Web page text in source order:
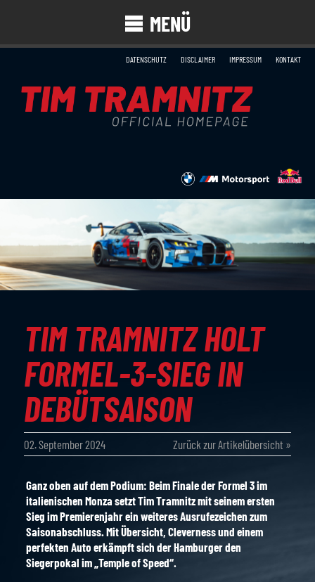
MENÜ
DATENSCHUTZ DISCLAIMER IMPRESSUM KONTAKT
TIM TRAMNITZ HOLT
FORMEL-3-SIEG IN
DEBÜTSAISON
02. September 2024 Zurück zur Artikelübersicht »
Ganz oben auf dem Podium: Beim Finale der Formel 3 im
italienischen Monza setzt Tim Tramnitz mit seinem ersten
Sieg im Premierenjahr ein weiteres Ausrufezeichen zum
Saisonabschluss. Mit Übersicht, Cleverness und einem
perfekten Auto erkämpft sich der Hamburger den
Siegerpokal im „Temple of Speed“.